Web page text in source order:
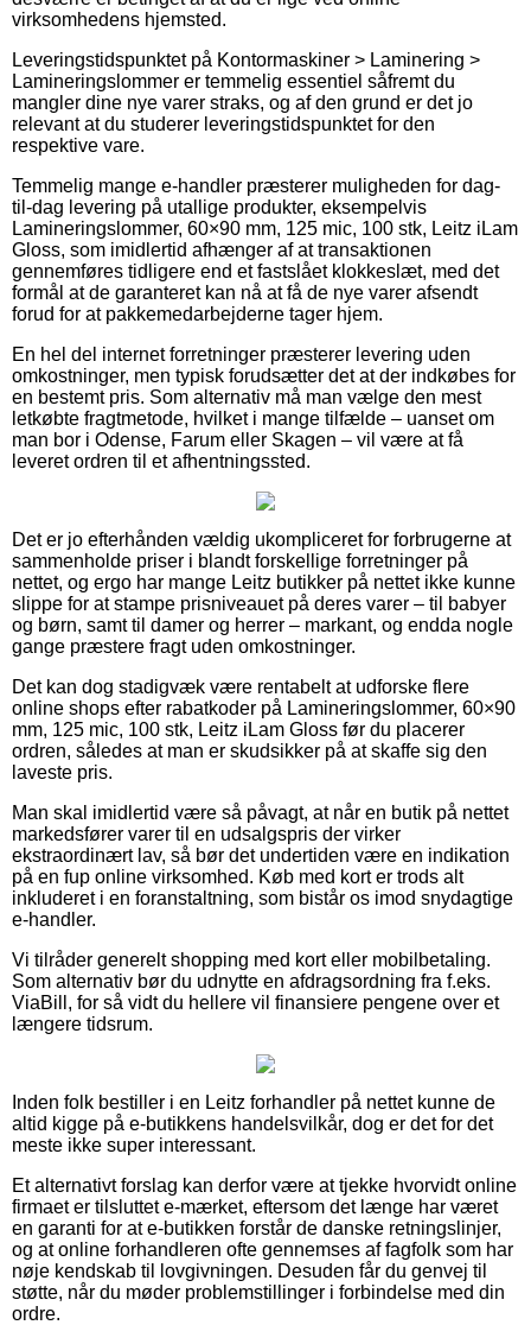
virksomhedens hjemsted.
Leveringstidspunktet på Kontormaskiner > Laminering >
Lamineringslommer er temmelig essentiel såfremt du
mangler dine nye varer straks, og af den grund er det jo
relevant at du studerer leveringstidspunktet for den
respektive vare.
Temmelig mange e-handler præsterer muligheden for dag-
til-dag levering på utallige produkter, eksempelvis
Lamineringslommer, 60×90 mm, 125 mic, 100 stk, Leitz iLam
Gloss, som imidlertid afhænger af at transaktionen
gennemføres tidligere end et fastslået klokkeslæt, med det
formål at de garanteret kan nå at få de nye varer afsendt
forud for at pakkemedarbejderne tager hjem.
En hel del internet forretninger præsterer levering uden
omkostninger, men typisk forudsætter det at der indkøbes for
en bestemt pris. Som alternativ må man vælge den mest
letkøbte fragtmetode, hvilket i mange tilfælde – uanset om
man bor i Odense, Farum eller Skagen – vil være at få
leveret ordren til et afhentningssted.
Det er jo efterhånden vældig ukompliceret for forbrugerne at
sammenholde priser i blandt forskellige forretninger på
nettet, og ergo har mange Leitz butikker på nettet ikke kunne
slippe for at stampe prisniveauet på deres varer – til babyer
og børn, samt til damer og herrer – markant, og endda nogle
gange præstere fragt uden omkostninger.
Det kan dog stadigvæk være rentabelt at udforske flere
online shops efter rabatkoder på Lamineringslommer, 60×90
mm, 125 mic, 100 stk, Leitz iLam Gloss før du placerer
ordren, således at man er skudsikker på at skaffe sig den
laveste pris.
Man skal imidlertid være så påvagt, at når en butik på nettet
markedsfører varer til en udsalgspris der virker
ekstraordinært lav, så bør det undertiden være en indikation
på en fup online virksomhed. Køb med kort er trods alt
inkluderet i en foranstaltning, som bistår os imod snydagtige
e-handler.
Vi tilråder generelt shopping med kort eller mobilbetaling.
Som alternativ bør du udnytte en afdragsordning fra f.eks.
ViaBill, for så vidt du hellere vil finansiere pengene over et
længere tidsrum.
Inden folk bestiller i en Leitz forhandler på nettet kunne de
altid kigge på e-butikkens handelsvilkår, dog er det for det
meste ikke super interessant.
Et alternativt forslag kan derfor være at tjekke hvorvidt online
firmaet er tilsluttet e-mærket, eftersom det længe har været
en garanti for at e-butikken forstår de danske retningslinjer,
og at online forhandleren ofte gennemses af fagfolk som har
nøje kendskab til lovgivningen. Desuden får du genvej til
støtte, når du møder problemstillinger i forbindelse med din
ordre.